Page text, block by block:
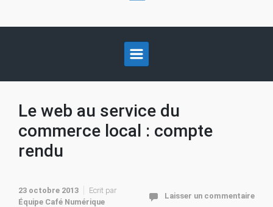
Le web au service du
commerce local : compte
rendu
23 octobre 2013
Ecrit par
Équipe Café Numérique
Laisser un commentaire